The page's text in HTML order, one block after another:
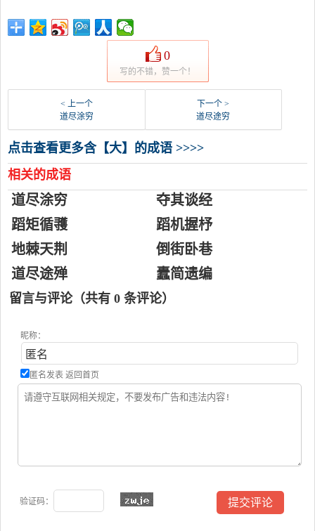
0
写的不错，赞一个！
< 上一个
道尽涂穷
下一个 >
道尽途穷
点击查看更多含【大】的成语 >>>>
相关的成语
道尽涂穷
夺其谈经
蹈矩循彟
蹈机握杼
地棘天荆
倒街卧巷
道尽途殚
蠹简遗编
留言与评论（共有 0 条评论）
昵称：
匿名发表 返回首页
验证码：